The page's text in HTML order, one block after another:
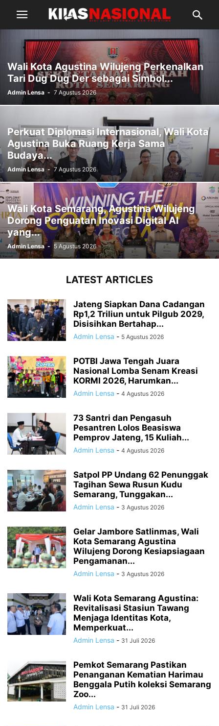
Wali Kota Agustina Wilujeng Perkenalkan
Tari Dug Dug Der sebagai Simbol...
Admin Lensa - 7 Agustus 2026
Perkuat Diplomasi Internasional, Wali Kota
Agustina Buka Ruang Kerja Sama
Budaya...
Admin Lensa - 7 Agustus 2026
Wali Kota Semarang, Agustina Wilujeng
Dorong Penguatan Inovasi Digital AI
yang...
Admin Lensa - 5 Agustus 2026
LATEST ARTICLES
Jateng Siapkan Dana Cadangan
Rp1,2 Triliun untuk Pilgub 2029,
Disisihkan Bertahap...
Admin Lensa - 5 Agustus 2026
POTBI Jawa Tengah Juara
Nasional Lomba Senam Kreasi
KORMI 2026, Harumkan...
Admin Lensa - 4 Agustus 2026
73 Santri dan Pengasuh
Pesantren Lolos Beasiswa
Pemprov Jateng, 15 Kuliah...
Admin Lensa - 4 Agustus 2026
Satpol PP Undang 62 Penunggak
Tagihan Sewa Rusun Kudu
Semarang, Tunggakan...
Admin Lensa - 3 Agustus 2026
Gelar Jambore Satlinmas, Wali
Kota Semarang Agustina
Wilujeng Dorong Kesiapsiagaan
Pengamanan...
Admin Lensa - 3 Agustus 2026
Wali Kota Semarang Agustina:
Revitalisasi Stasiun Tawang
Menjaga Identitas Kota,
Memperkuat...
Admin Lensa - 31 Juli 2026
Pemkot Semarang Pastikan
Penanganan Kematian Harimau
Benggala Putih koleksi Semarang
Zoo...
Admin Lensa - 31 Juli 2026